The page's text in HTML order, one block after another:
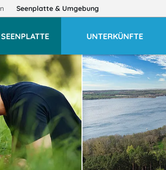
Seenplatte & Umgebung
UNTERKÜNFTE